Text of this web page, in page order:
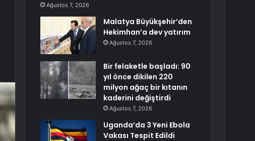
Ağustos 7, 2026
Malatya Büyükşehir’den
Hekimhan’a dev yatırım
Ağustos 7, 2026
Bir felaketle başladı: 90
yıl önce dikilen 220
milyon ağaç bir kıtanın
kaderini değiştirdi
Ağustos 7, 2026
Uganda’da 3 Yeni Ebola
Vakası Tespit Edildi